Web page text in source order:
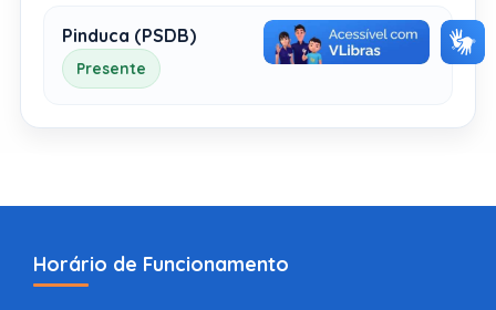
Pinduca (PSDB)
Presente
Horário de Funcionamento